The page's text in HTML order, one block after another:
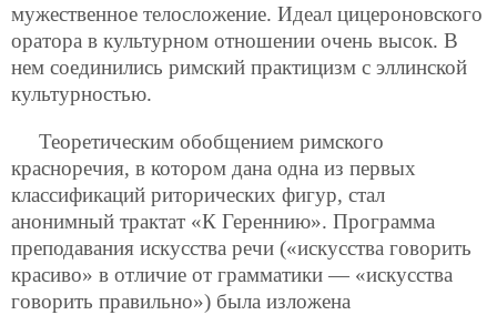
мужественное телосложение. Идеал цицероновского
оратора в культурном отношении очень высок. В
нем соединились римский практицизм с эллинской
культурностью.
Теоретическим обобщением римского
красноречия, в котором дана одна из первых
классификаций риторических фигур, стал
анонимный трактат «К Гереннию». Программа
преподавания искусства речи («искусства говорить
красиво» в отличие от грамматики — «искусства
говорить правильно») была изложена